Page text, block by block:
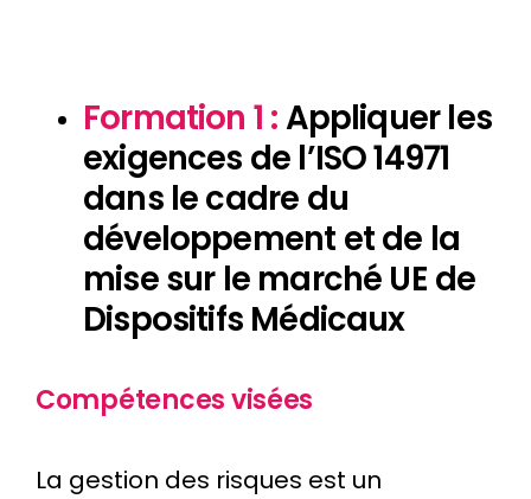
Formation 1 :Appliquer les
exigences de l’ISO 14971
dans le cadre du
développement et de la
mise sur le marché UE de
Dispositifs Médicaux
Compétences visées
La gestion des risques est un